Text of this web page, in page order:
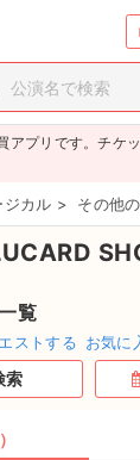
録
探す
ト
アプリです。チケ
ジカル > その他
覧
ストする お気に
索